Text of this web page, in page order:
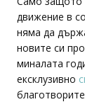
движение в
няма да
новите си
миналата
ексклузивно